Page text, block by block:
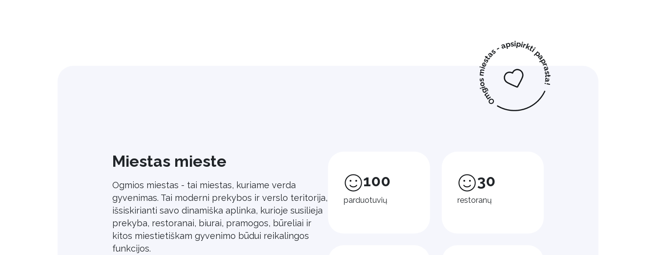
Miestas mieste
Ogmios miestas - tai miestas, kuriame verda
gyvenimas. Tai moderni prekybos ir verslo teritorija,
išsiskirianti savo dinamiška aplinka, kurioje susilieja
prekyba, restoranai, biurai, pramogos, būreliai ir
kitos miestietiškam gyvenimo būdui reikalingos
funkcijos.
100
parduotuvių
30
restoranų